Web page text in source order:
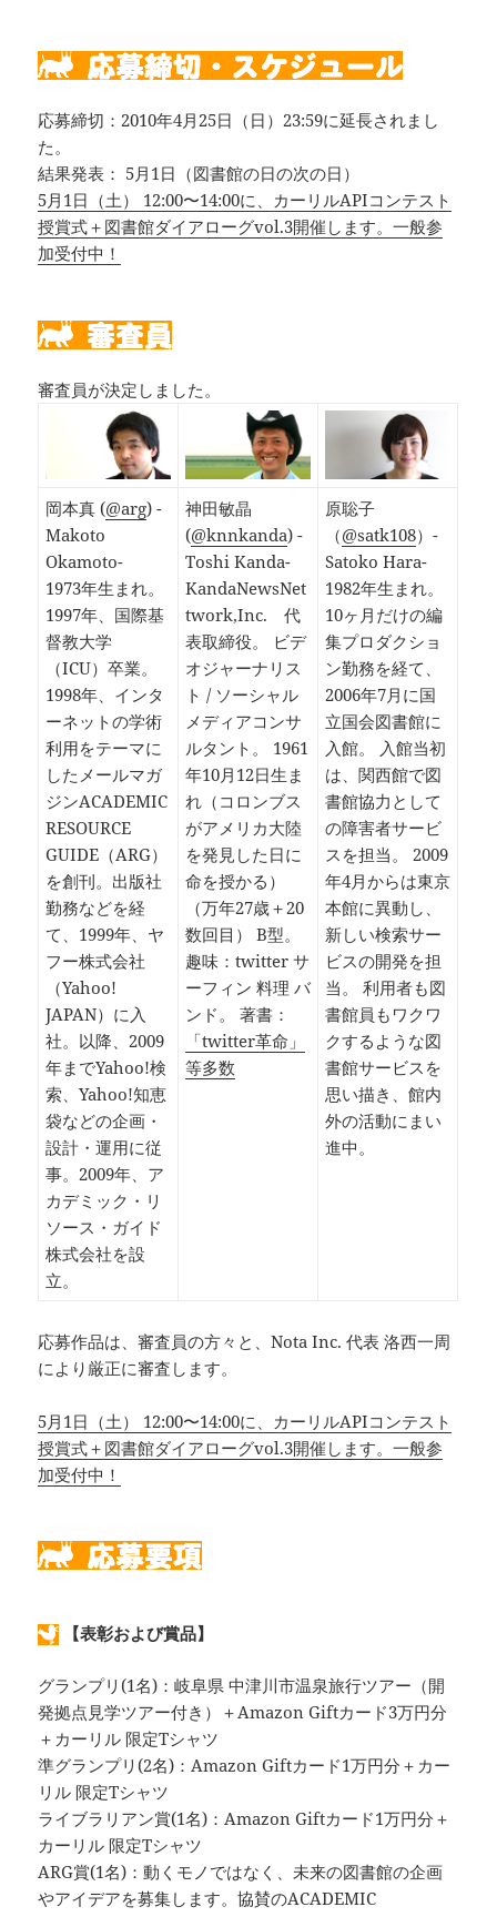
応募締切：2010年4月25日（日）23:59に延長されまし
た。
結果発表： 5月1日（図書館の日の次の日）
5月1日（土） 12:00〜14:00に、カーリルAPIコンテスト
授賞式＋図書館ダイアローグvol.3開催します。一般参
加受付中！
審査員が決定しました。
岡本真 (@arg) -
Makoto
Okamoto-
1973年生まれ。
1997年、国際基
督教大学
（ICU）卒業。
1998年、インタ
ーネットの学術
利用をテーマに
したメールマガ
ジンACADEMIC
RESOURCE
GUIDE（ARG）
を創刊。出版社
勤務などを経
て、1999年、ヤ
フー株式会社
（Yahoo!
JAPAN）に入
社。以降、2009
年までYahoo!検
索、Yahoo!知恵
袋などの企画・
設計・運用に従
事。2009年、ア
カデミック・リ
ソース・ガイド
株式会社を設
立。
神田敏晶
(@knnkanda) -
Toshi Kanda-
KandaNewsNet
twork,Inc. 代
表取締役。 ビデ
オジャーナリス
ト / ソーシャル
メディアコンサ
ルタント。 1961
年10月12日生ま
れ（コロンブス
がアメリカ大陸
を発見した日に
命を授かる）
（万年27歳＋20
数回目） B型。
趣味：twitter サ
ーフィン 料理 バ
ンド。 著書：
「twitter革命」
等多数
原聡子
（@satk108）-
Satoko Hara-
1982年生まれ。
10ヶ月だけの編
集プロダクショ
ン勤務を経て、
2006年7月に国
立国会図書館に
入館。 入館当初
は、関西館で図
書館協力として
の障害者サービ
スを担当。 2009
年4月からは東京
本館に異動し、
新しい検索サー
ビスの開発を担
当。 利用者も図
書館員もワクワ
クするような図
書館サービスを
思い描き、館内
外の活動にまい
進中。
応募作品は、審査員の方々と、Nota Inc. 代表 洛西一周
により厳正に審査します。
5月1日（土） 12:00〜14:00に、カーリルAPIコンテスト
授賞式＋図書館ダイアローグvol.3開催します。一般参
加受付中！
【表彰および賞品】
グランプリ(1名)：岐阜県 中津川市温泉旅行ツアー（開
発拠点見学ツアー付き）＋Amazon Giftカード3万円分
＋カーリル 限定Tシャツ
準グランプリ(2名)：Amazon Giftカード1万円分＋カー
リル 限定Tシャツ
ライブラリアン賞(1名)：Amazon Giftカード1万円分＋
カーリル 限定Tシャツ
ARG賞(1名)：動くモノではなく、未来の図書館の企画
やアイデアを募集します。協賛のACADEMIC